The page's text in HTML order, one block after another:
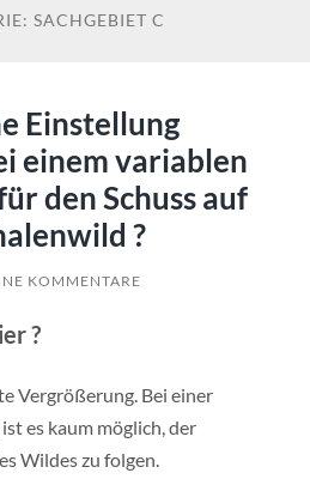
SACHGEBIET C
Einstellung
einem variablen
den Schuss auf
?
KOMMENTARE
?
Vergrößerung. Bei einer
es kaum möglich, der
Wildes zu folgen.